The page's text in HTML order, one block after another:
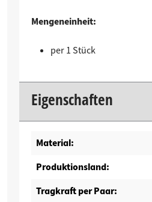
Mengeneinheit:
per 1 Stück
Eigenschaften
Material:
Produktionsland:
Tragkraft per Paar: